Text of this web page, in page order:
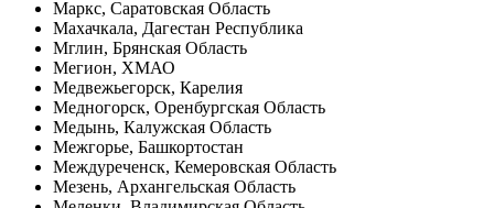
Маркс, Саратовская Область
Махачкала, Дагестан Республика
Мглин, Брянская Область
Мегион, ХМАО
Медвежьегорск, Карелия
Медногорск, Оренбургская Область
Медынь, Калужская Область
Межгорье, Башкортостан
Междуреченск, Кемеровская Область
Мезень, Архангельская Область